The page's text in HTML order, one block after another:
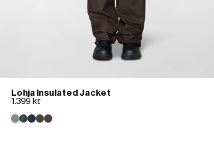
Lohja Insulated Jacket
1.399 kr.